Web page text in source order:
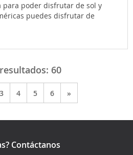
para poder disfrutar de sol y
puedes disfrutar de
60
3 4 5 6 »
Contáctanos